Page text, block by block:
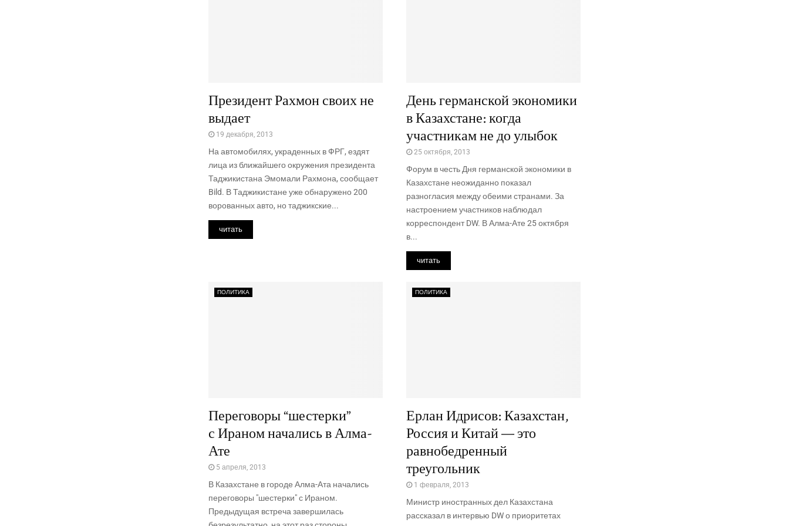
Президент Рахмон своих не
выдает
19 декабря, 2013
На автомобилях, украденных в ФРГ, ездят
лица из ближайшего окружения президента
Таджикистана Эмомали Рахмона, сообщает
Bild. В Таджикистане уже обнаружено 200
ворованных авто, но таджикские...
читать
День германской экономики
в Казахстане: когда
участникам не до улыбок
25 октября, 2013
Форум в честь Дня германской экономики в
Казахстане неожиданно показал
разногласия между обеими странами. За
настроением участников наблюдал
корреспондент DW. В Алма-Ате 25 октября
в...
читать
ПОЛИТИКА
Переговоры “шестерки”
с Ираном начались в Алма-
Ате
5 апреля, 2013
В Казахстане в городе Алма-Ата начались
переговоры "шестерки" с Ираном.
Предыдущая встреча завершилась
ПОЛИТИКА
Ерлан Идрисов: Казахстан,
Россия и Китай — это
равнобедренный
треугольник
1 февраля, 2013
Министр иностранных дел Казахстана
рассказал в интервью DW о приоритетах